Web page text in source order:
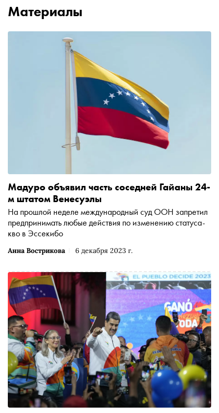
Материалы
Анна Вострикова 6 декабря 2023 г.
Мадуро объявил часть соседней Гайаны 24-
м штатом Венесуэлы
На прошлой неделе международный суд ООН запретил
предпринимать любые действия по изменению статуса-
кво в Эссекибо